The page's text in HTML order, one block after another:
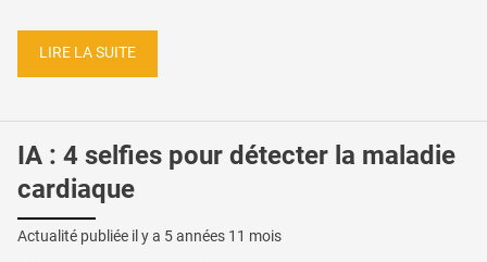
LIRE LA SUITE
IA : 4 selfies pour détecter la maladie
cardiaque
Actualité publiée il y a 5 années 11 mois